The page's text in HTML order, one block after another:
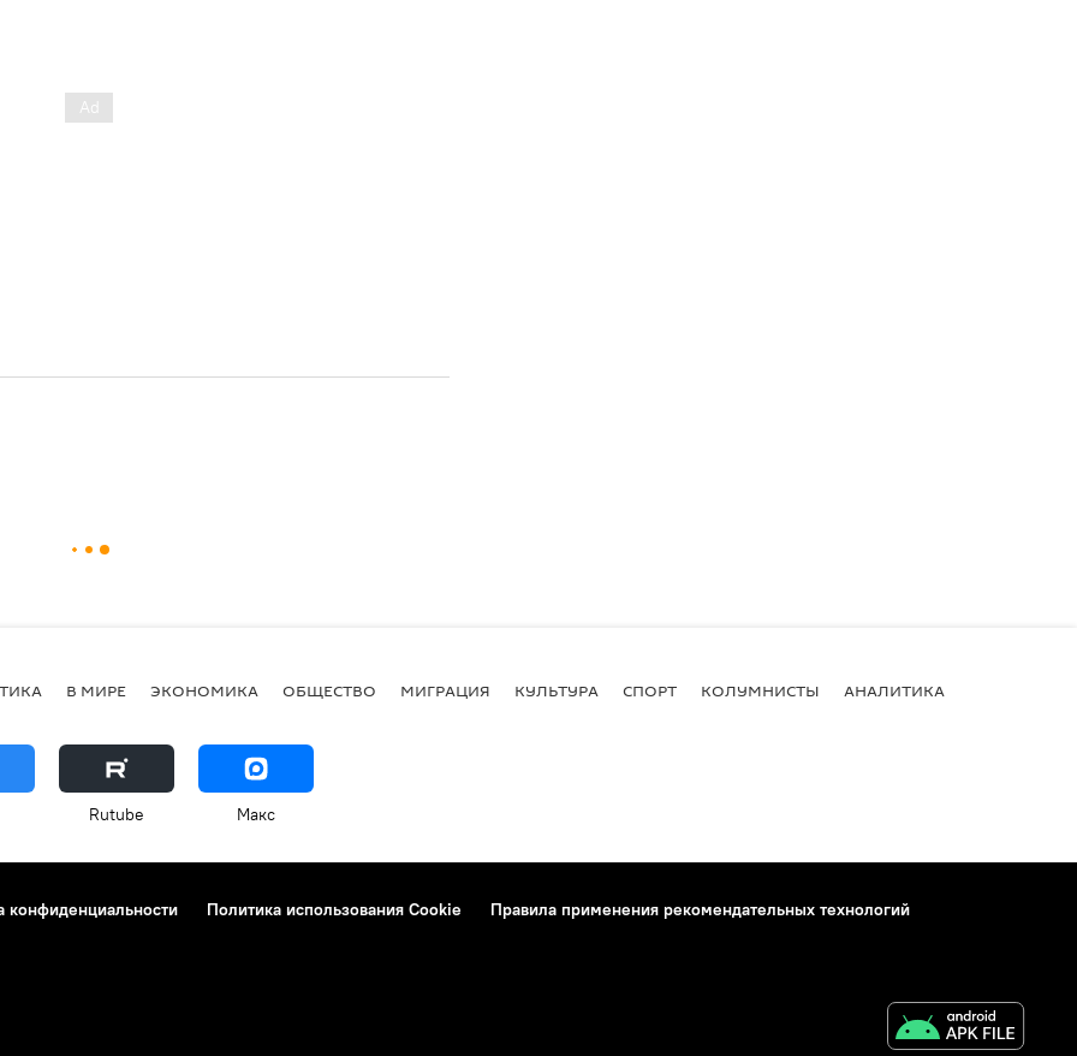
В МИРЕ ЭКОНОМИКА ОБЩЕСТВО МИГРАЦИЯ КУЛЬТУРА СПОРТ КОЛУМНИСТЫ АНАЛИТИКА
Rutube Макс
конфиденциальности Политика использования Cookie
Правила применения рекомендательных технологий